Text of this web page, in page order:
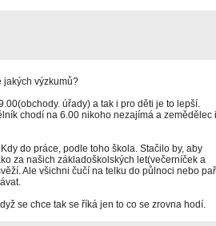
jakých výzkumů?
úřady) a tak i pro děti je to lepší.
chodí na 6.00 nikoho nezajímá a zemědělec i
do práce, podle toho škola. Stačilo by, aby
za našich základoškolských let(večerníček a
Ale všichni čučí na telku do půlnoci nebo
se chce tak se říká jen to co se zrovna hodí.